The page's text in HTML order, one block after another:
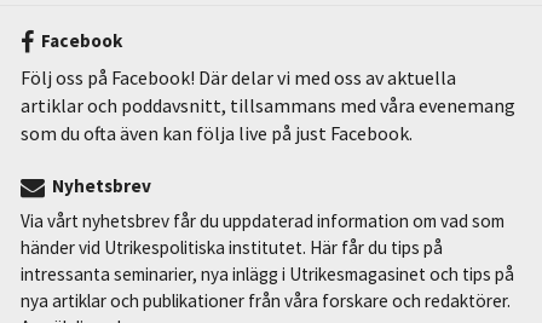
Facebook
Följ oss på Facebook! Där delar vi med oss av aktuella
artiklar och poddavsnitt, tillsammans med våra evenemang
som du ofta även kan följa live på just Facebook.
Nyhetsbrev
Via vårt nyhetsbrev får du uppdaterad information om vad som
händer vid Utrikespolitiska institutet. Här får du tips på
intressanta seminarier, nya inlägg i Utrikesmagasinet och tips på
nya artiklar och publikationer från våra forskare och redaktörer.